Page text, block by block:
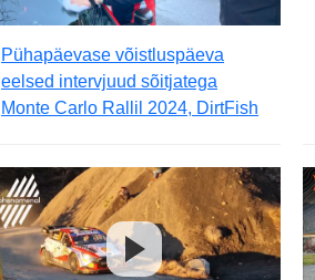
Pühapäevase võistluspäeva
eelsed intervjuud sõitjatega
Monte Carlo Rallil 2024, DirtFish